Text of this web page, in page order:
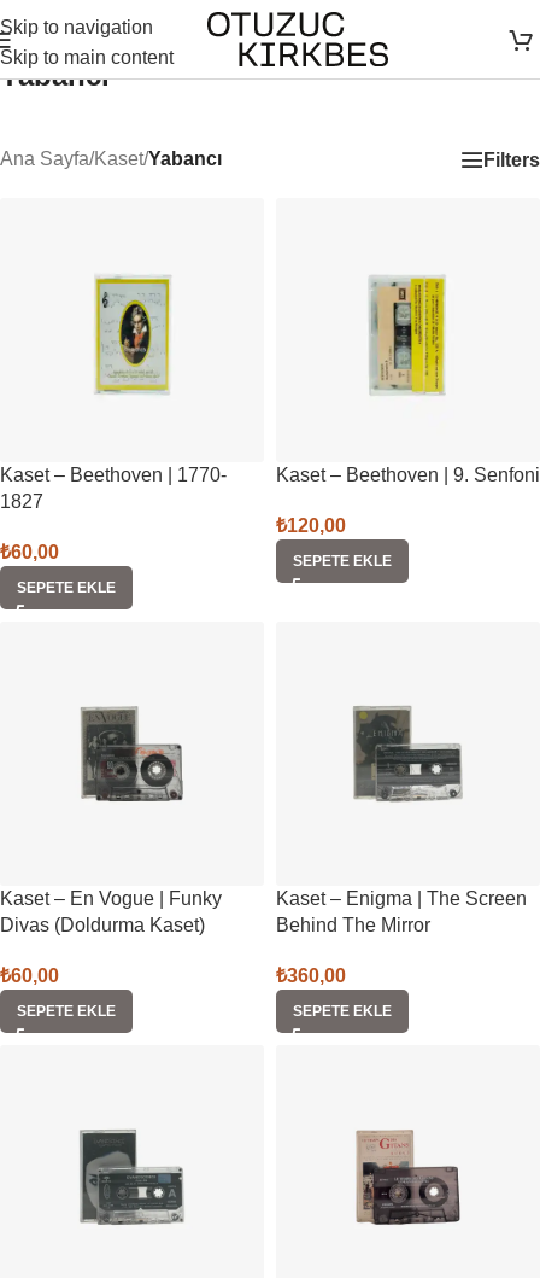
Skip to navigation
Skip to main content
Yabancı
Ana Sayfa/Kaset/Yabancı Filters
Kaset – Beethoven | 1770-
1827
₺60,00
SEPETE EKLE
Kaset – Beethoven | 9. Senfoni
₺120,00
SEPETE EKLE
Kaset – En Vogue | Funky
Divas (Doldurma Kaset)
₺60,00
SEPETE EKLE
Kaset – Enigma | The Screen
Behind The Mirror
₺360,00
SEPETE EKLE